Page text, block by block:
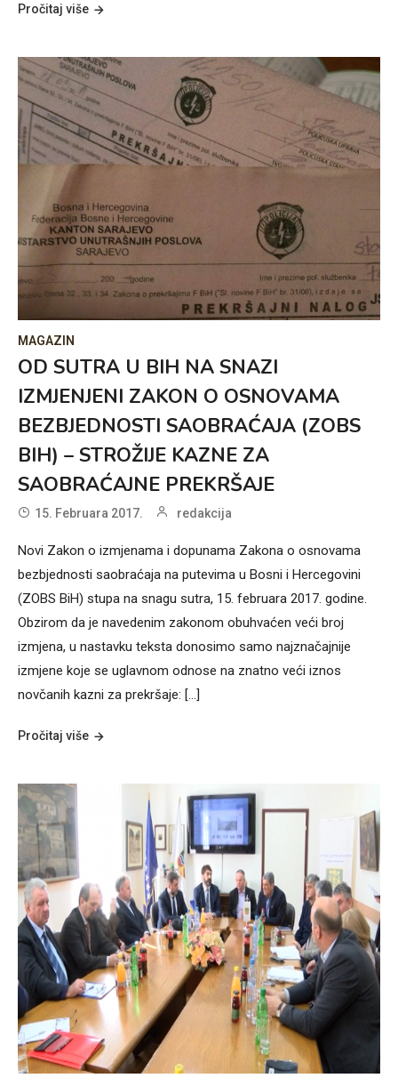
Pročitaj više
MAGAZIN
OD SUTRA U BIH NA SNAZI
IZMJENJENI ZAKON O OSNOVAMA
BEZBJEDNOSTI SAOBRAĆAJA (ZOBS
BIH) – STROŽIJE KAZNE ZA
SAOBRAĆAJNE PREKRŠAJE
15. Februara 2017. redakcija
Novi Zakon o izmjenama i dopunama Zakona o osnovama
bezbjednosti saobraćaja na putevima u Bosni i Hercegovini
(ZOBS BiH) stupa na snagu sutra, 15. februara 2017. godine.
Obzirom da je navedenim zakonom obuhvaćen veći broj
izmjena, u nastavku teksta donosimo samo najznačajnije
izmjene koje se uglavnom odnose na znatno veći iznos
novčanih kazni za prekršaje: […]
Pročitaj više